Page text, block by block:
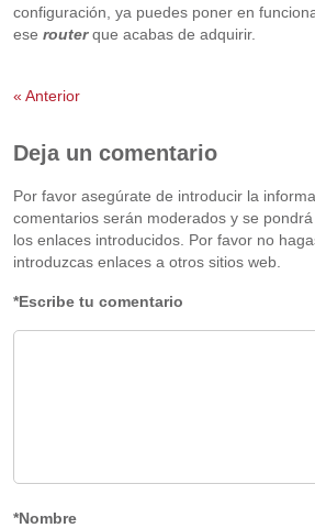
configuración, ya puedes poner en
ese routerque acabas de adquirir.
« Anterior
Deja un comentario
Por favor asegúrate de introducir la
comentarios serán moderados y se
los enlaces introducidos. Por favor no
introduzcas enlaces a otros sitios web.
*Escribe tu comentario
*Nombre